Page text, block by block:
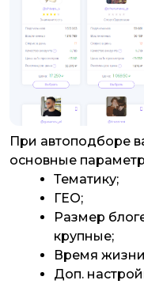
При автоподборе
основные
Тематику;
ГЕО;
Размер
крупные;
Время
Доп.